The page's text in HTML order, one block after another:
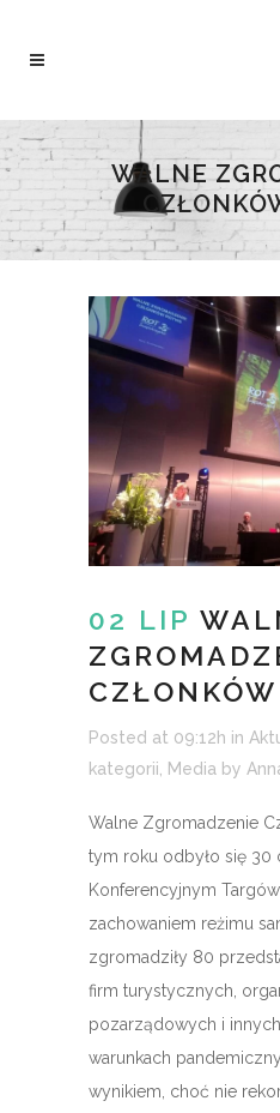
WALNE
02 LIP
Posted at 09:12h in
kategorii
Media by
Walne Zgromadzenie
tym roku odbyło się 30
Konferencyjnym
zachowaniem reżimu
zgromadziły 80
firm turystycznych,
pozarządowych i
warunkach
wynikiem, choć nie